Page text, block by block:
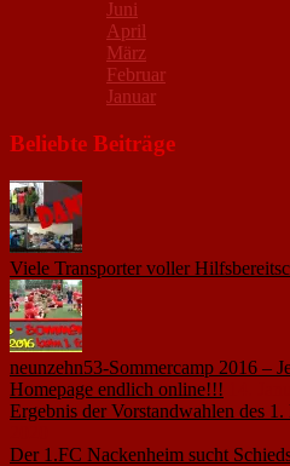
Juni
April
März
Februar
Januar
Beliebte Beiträge
Viele Transporter voller
neunzehn53-Sommercamp 2016 –
Homepage endlich online!!!
Ergebnis der Vorstandwahlen des
Der 1.FC Nackenheim sucht